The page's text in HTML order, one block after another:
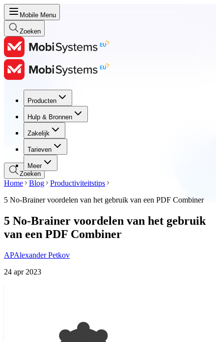
Mobile Menu
Zoeken
Producten
Hulp & Bronnen
Zakelijk
Tarieven
Meer
Producten
Hulp & Bronnen
Zakelijk
Tarieven
Zoeken
Home Blog
Productiviteitstips
5 No-Brainer voordelen van het gebruik van een PDF Combiner
5 No-Brainer voordelen van het gebruik
van een PDF Combiner
APAlexander Petkov
24 apr 2023